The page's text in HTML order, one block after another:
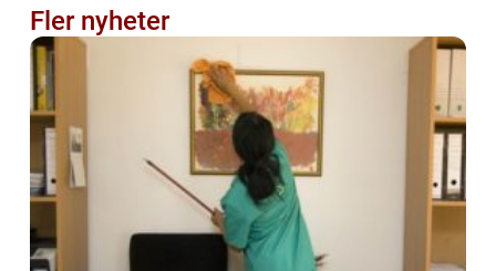
Fler nyheter